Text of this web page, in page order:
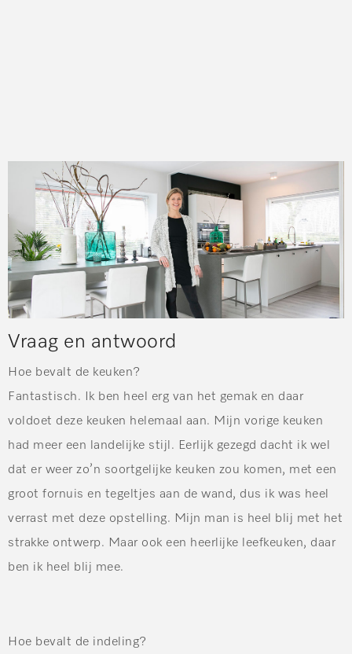
Vraag en antwoord
Hoe bevalt de keuken?
Fantastisch. Ik ben heel erg van het gemak en daar
voldoet deze keuken helemaal aan. Mijn vorige keuken
had meer een landelijke stijl. Eerlijk gezegd dacht ik wel
dat er weer zo’n soortgelijke keuken zou komen, met een
groot fornuis en tegeltjes aan de wand, dus ik was heel
verrast met deze opstelling. Mijn man is heel blij met het
strakke ontwerp. Maar ook een heerlijke leefkeuken, daar
ben ik heel blij mee.
Hoe bevalt de indeling?